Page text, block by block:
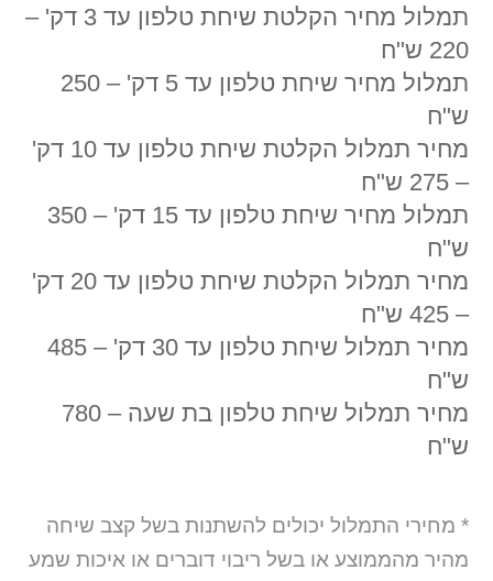
תמלול מחיר הקלטת שיחת טלפון עד 3 דק' –
220 ש"ח
תמלול מחיר שיחת טלפון עד 5 דק' – 250
ש"ח
מחיר תמלול הקלטת שיחת טלפון עד 10 דק'
– 275 ש"ח
תמלול מחיר שיחת טלפון עד 15 דק' – 350
ש"ח
מחיר תמלול הקלטת שיחת טלפון עד 20 דק'
– 425 ש"ח
מחיר תמלול שיחת טלפון עד 30 דק' – 485
ש"ח
מחיר תמלול שיחת טלפון בת שעה – 780
ש"ח
* מחירי התמלול יכולים להשתנות בשל קצב שיחה
מהיר מהממוצע או בשל ריבוי דוברים או איכות שמע